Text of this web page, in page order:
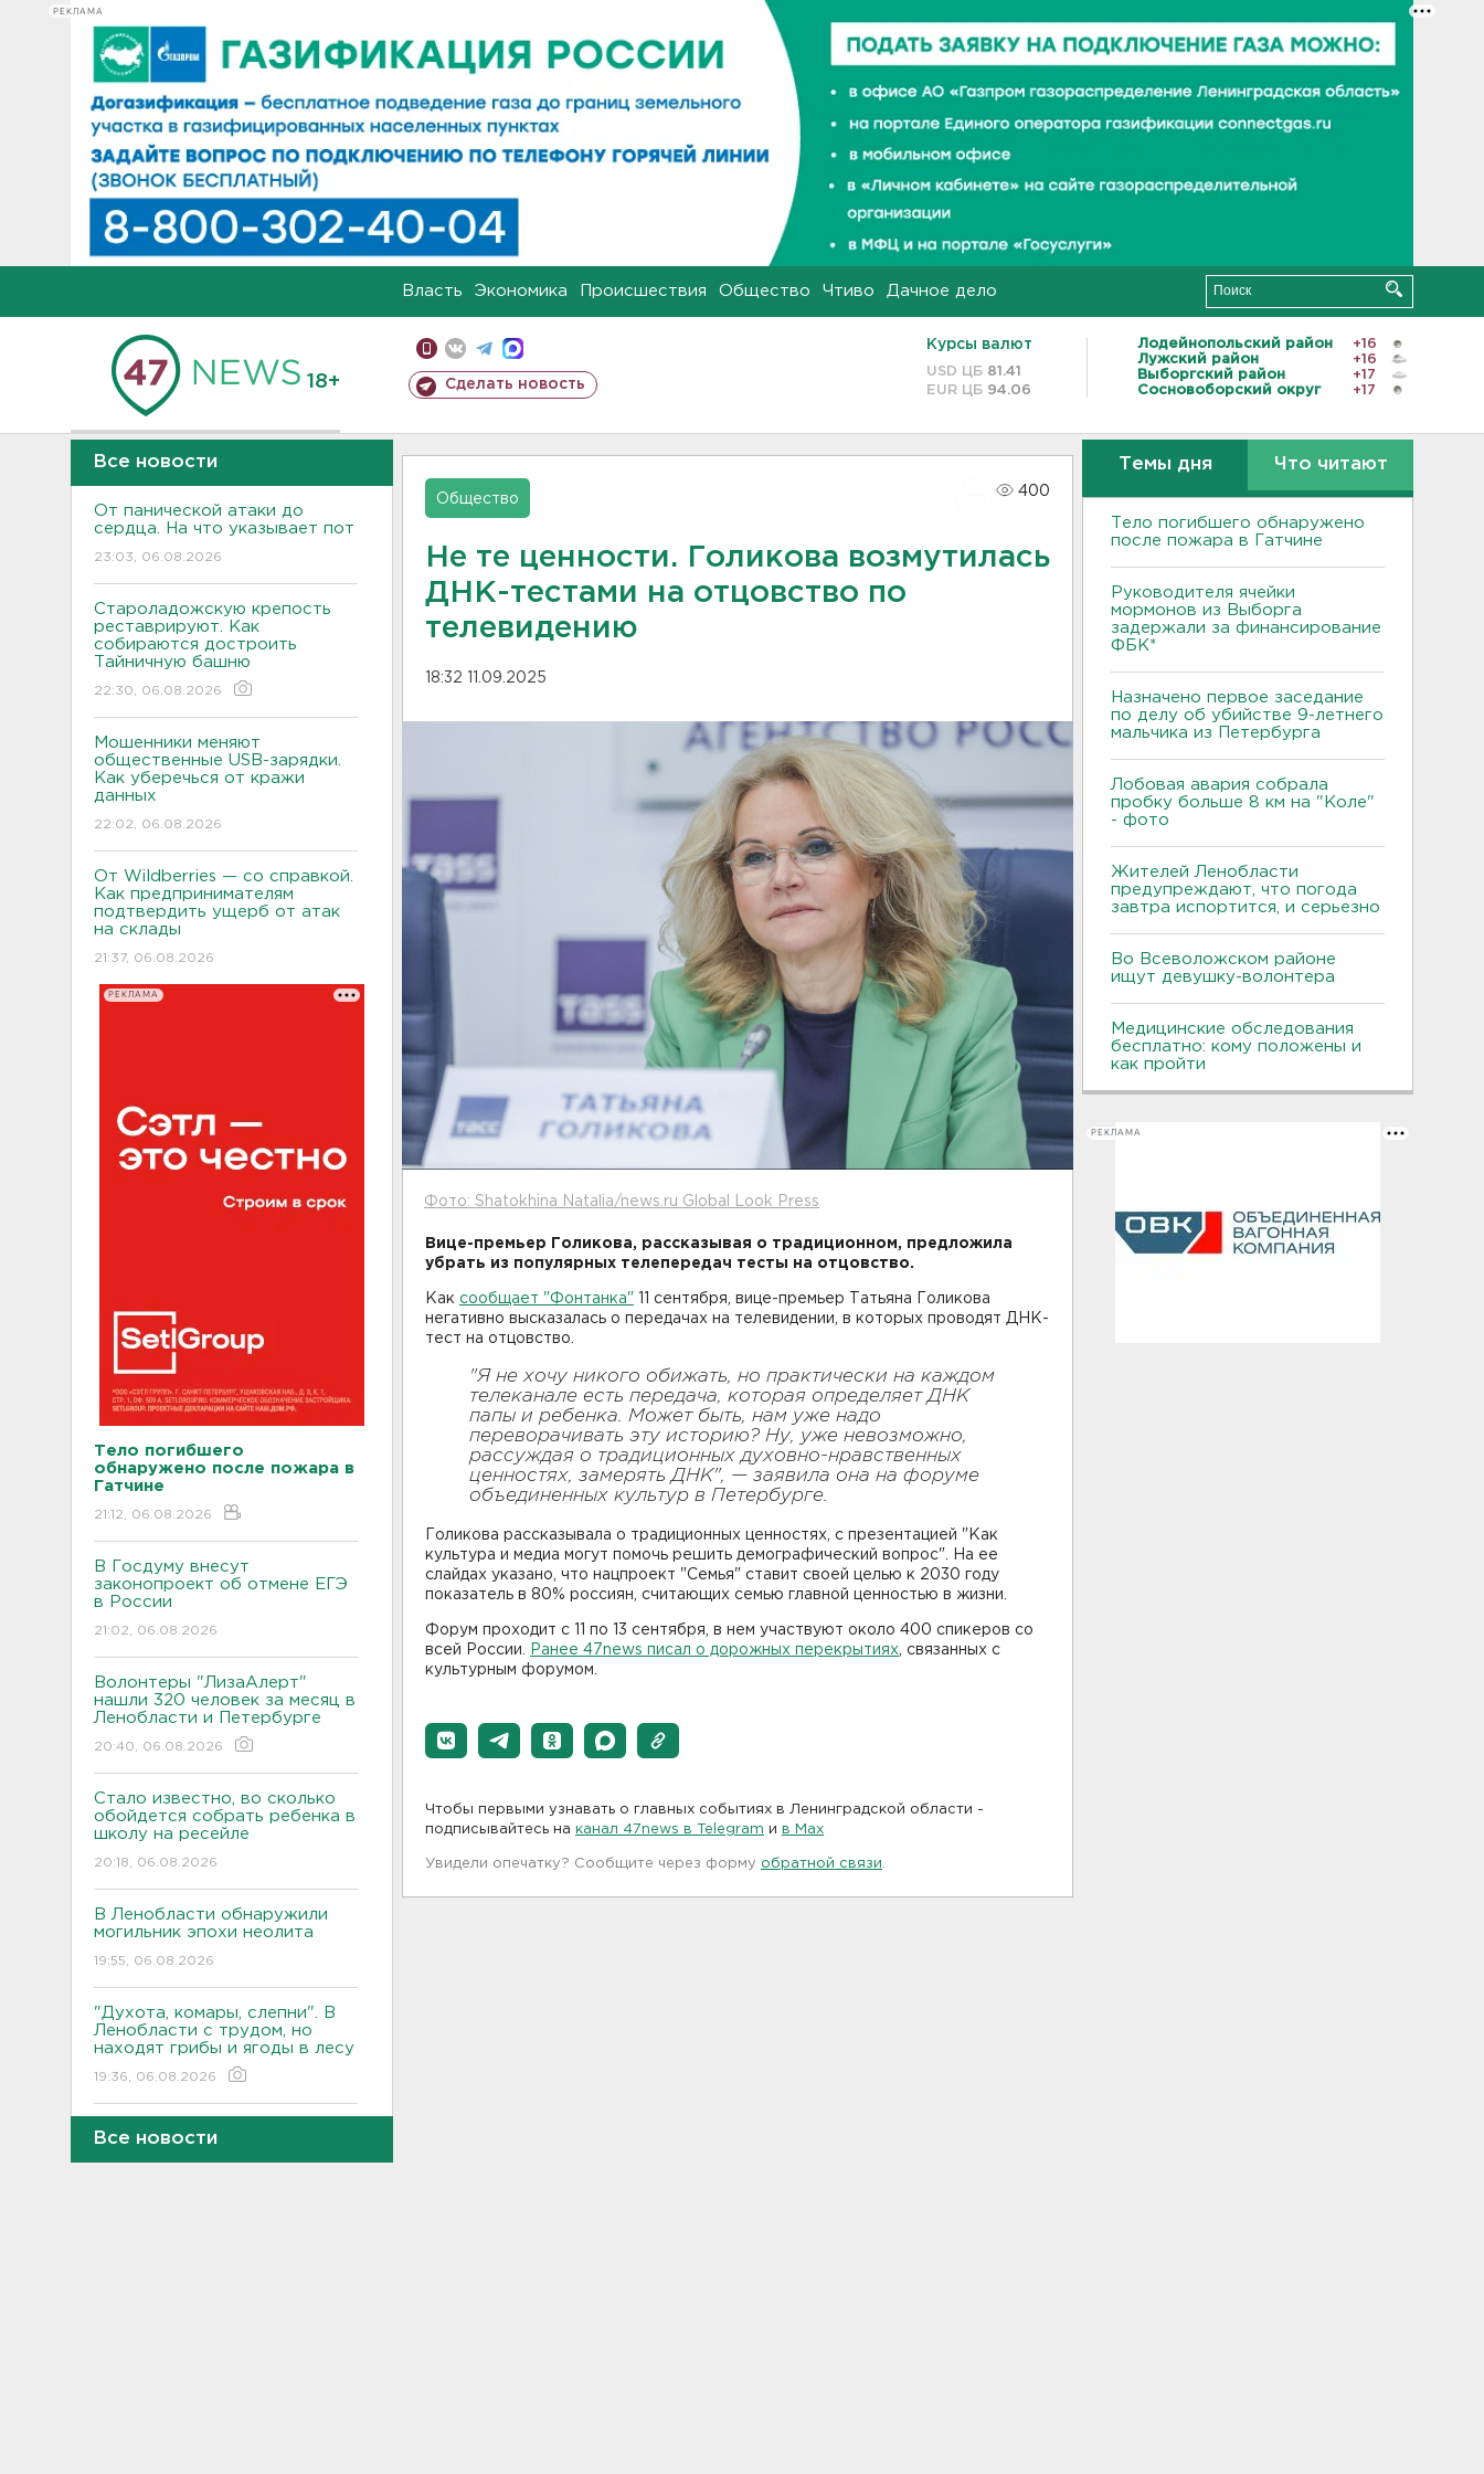
РЕКЛАМА
Власть Экономика Происшествия Общество Чтиво Дачное дело
18+ Сделать новость
Курсы валют
USD ЦБ 81.41
EUR ЦБ 94.06
Лодейнопольский район
+16
Лужский район
+16
Выборгский район
+17
Сосновоборский округ
+17
Все новости
От панической атаки до
сердца. На что указывает пот
23:03, 06.08.2026
Староладожскую крепость
реставрируют. Как
собираются достроить
Тайничную башню
22:30, 06.08.2026
Мошенники меняют
общественные USB-зарядки.
Как уберечься от кражи
данных
22:02, 06.08.2026
От Wildberries — со справкой.
Как предпринимателям
подтвердить ущерб от атак
на склады
21:37, 06.08.2026
РЕКЛАМА
Тело погибшего
обнаружено после пожара в
Гатчине
21:12, 06.08.2026
В Госдуму внесут
законопроект об отмене ЕГЭ
в России
21:02, 06.08.2026
Волонтеры "ЛизаАлерт"
нашли 320 человек за месяц в
Ленобласти и Петербурге
20:40, 06.08.2026
Стало известно, во сколько
обойдется собрать ребенка в
школу на ресейле
20:18, 06.08.2026
В Ленобласти обнаружили
могильник эпохи неолита
19:55, 06.08.2026
"Духота, комары, слепни". В
Ленобласти с трудом, но
находят грибы и ягоды в лесу
19:36, 06.08.2026
Ученые пришли к выводу, что
дача или проживание рядом с
парком спасает от этой
Все новости
Общество
400
Не те ценности. Голикова возмутилась
ДНК-тестами на отцовство по
телевидению
18:32 11.09.2025
Фото: Shatokhina Natalia/news.ru Global Look Press
Вице-премьер Голикова, рассказывая о традиционном, предложила
убрать из популярных телепередач тесты на отцовство.
Как сообщает "Фонтанка" 11 сентября, вице-премьер Татьяна Голикова
негативно высказалась о передачах на телевидении, в которых проводят ДНК-
тест на отцовство.
"Я не хочу никого обижать, но практически на каждом
телеканале есть передача, которая определяет ДНК
папы и ребенка. Может быть, нам уже надо
переворачивать эту историю? Ну, уже невозможно,
рассуждая о традиционных духовно-нравственных
ценностях, замерять ДНК", — заявила она на форуме
объединенных культур в Петербурге.
Голикова рассказывала о традиционных ценностях, с презентацией "Как
культура и медиа могут помочь решить демографический вопрос". На ее
слайдах указано, что нацпроект "Семья" ставит своей целью к 2030 году
показатель в 80% россиян, считающих семью главной ценностью в жизни.
Форум проходит с 11 по 13 сентября, в нем участвуют около 400 спикеров со
всей России.
Ранее 47news писал о дорожных перекрытиях , связанных с
культурным форумом.
Чтобы первыми узнавать о главных событиях в Ленинградской области -
подписывайтесь на канал 47news в Telegram и в Maх
Увидели опечатку? Сообщите через форму обратной связи
Темы дня Что читают
Тело погибшего обнаружено
после пожара в Гатчине
Руководителя ячейки
мормонов из Выборга
задержали за финансирование
ФБК*
Назначено первое заседание
по делу об убийстве 9-летнего
мальчика из Петербурга
Лобовая авария собрала
пробку больше 8 км на "Коле"
- фото
Жителей Ленобласти
предупреждают, что погода
завтра испортится, и серьезно
Во Всеволожском районе
ищут девушку-волонтера
Медицинские обследования
бесплатно: кому положены и
как пройти
РЕКЛАМА